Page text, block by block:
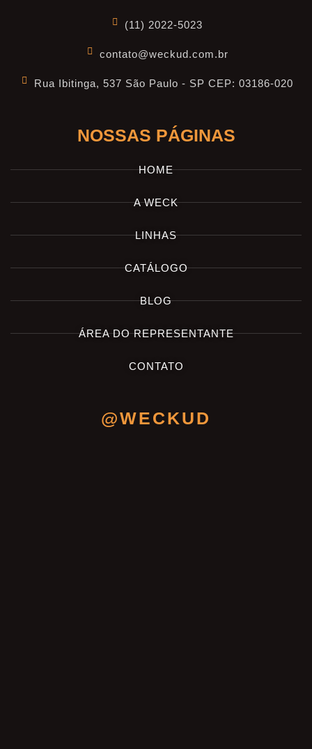
(11) 2022-5023
contato@weckud.com.br
Rua Ibitinga, 537 São Paulo - SP CEP: 03186-020
NOSSAS PÁGINAS
HOME
A WECK
LINHAS
CATÁLOGO
BLOG
ÁREA DO REPRESENTANTE
CONTATO
@WECKUD